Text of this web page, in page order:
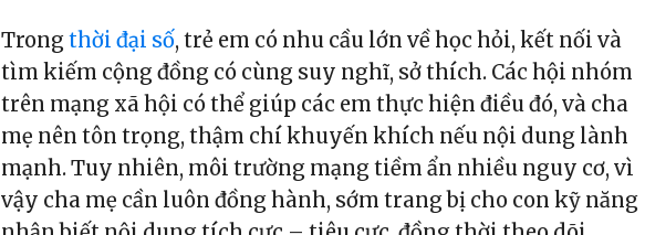
Trongthời đại số, trẻ em có nhu cầu lớn về học hỏi, kết nối và
tìm kiếm cộng đồng có cùng suy nghĩ, sở thích. Các hội nhóm
trên mạng xã hội có thể giúp các em thực hiện điều đó, và cha
mẹ nên tôn trọng, thậm chí khuyến khích nếu nội dung lành
mạnh. Tuy nhiên, môi trường mạng tiềm ẩn nhiều nguy cơ, vì
vậy cha mẹ cần luôn đồng hành, sớm trang bị cho con kỹ năng